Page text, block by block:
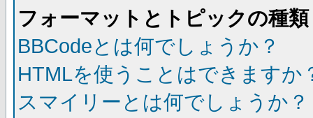
フォーマットとトピックの種類
BBCodeとは何でしょうか？
HTMLを使うことはできますか
スマイリーとは何でしょうか？